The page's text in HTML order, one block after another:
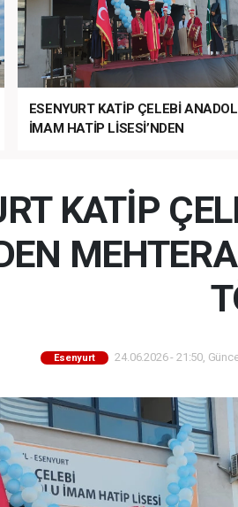
ESENYURT KATİP ÇELEBİ
İMAM HATİP LİSESİ’NDEN
KATİP
Esenyurt 24.06.2026 - 21:50,